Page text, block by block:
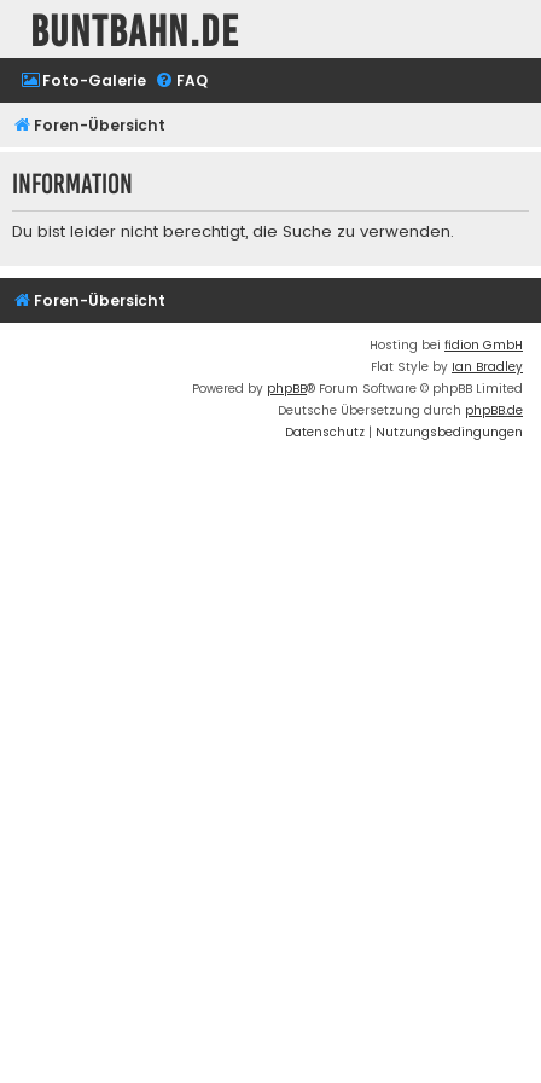
buntbahn.de
Foto-Galerie FAQ
Foren-Übersicht
Information
Du bist leider nicht berechtigt, die Suche zu verwenden.
Foren-Übersicht
Hosting bei fidion GmbH
Flat Style by Ian Bradley
Powered by phpBB® Forum Software © phpBB Limited
Deutsche Übersetzung durch phpBB.de
Datenschutz | Nutzungsbedingungen